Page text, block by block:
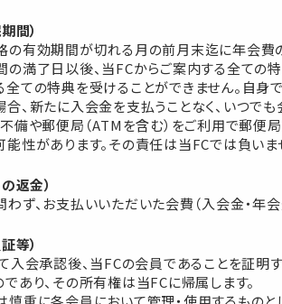
間）
の有効期間が切れる月の前月末迄に年会費
の満了日以後、当FCからご案内する全ての
全ての特典を受けることができません。自
合、新たに入会金を支払うことなく、いつで
不備や郵便局（ATMを含む）をご利用で郵
能性があります。その責任は当FCでは負いま
返金）
わず、お支払いいただいた会費（入会金・年
等）
入会承認後、当FCの会員であることを証明
あり、その所有権は当FCに帰属します。